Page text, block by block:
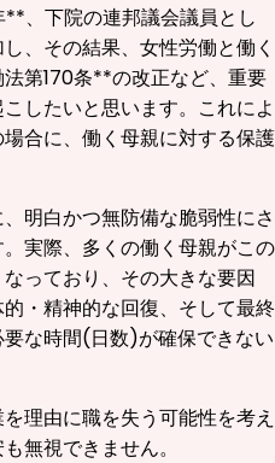
、下院の連邦議会議員とし
、その結果、女性労働と働く
第170条**の改正など、重要
したいと思います。これによ
合に、働く母親に対する保護
明白かつ無防備な脆弱性にさ
実際、多くの働く母親がこの
っており、その大きな要因
・精神的な回復、そして最終
な時間(日数)が確保できない
理由に職を失う可能性を考え
無視できません。